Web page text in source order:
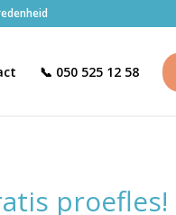
📞 050 525 12 58
proefles!